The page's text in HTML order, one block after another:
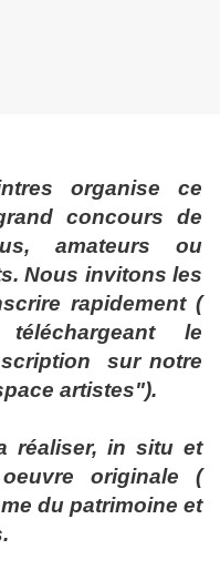
organise ce
concours de
amateurs ou
Nous invitons les
rapidement (
le
sur notre
artistes").
réaliser, in situ et
originale (
du patrimoine et